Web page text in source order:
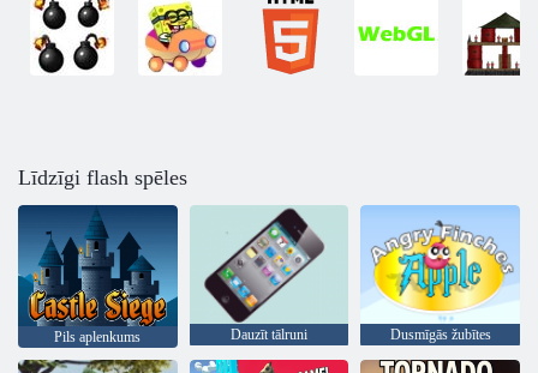
Līdzīgi flash spēles
Pils aplenkums Dauzīt tālruni Dusmīgās žubītes